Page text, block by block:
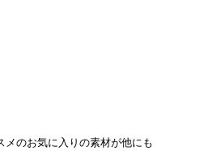
のお気に入りの素材が他にも